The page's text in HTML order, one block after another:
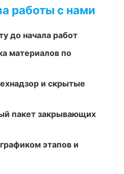
работы с нами
до начала работ
материалов по
и скрытые
пакет закрывающих
этапов и